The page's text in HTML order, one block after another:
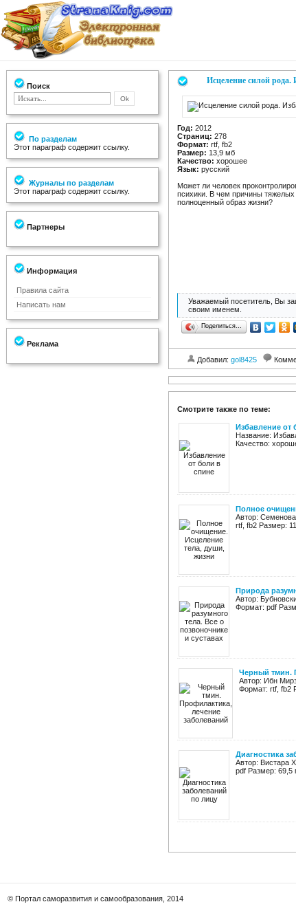
Поиск
По разделам
Этот параграф содержит ссылку.
Журналы по разделам
Этот параграф содержит ссылку.
Партнеры
Информация
Правила сайта
Написать нам
Реклама
Исцеление силой рода.
Год: 2012
Страниц: 278
Формат: rtf, fb2
Размер: 13,9 мб
Качество: хорошее
Язык: русский
Может ли человек
психики. В чем причины
полноценный образ жизни?
Уважаемый посетитель, Вы
своим именем.
Поделиться…
Добавил: gol8425
Смотрите также по теме:
Избавление от
Название:
Качество:
Полное
Автор:
rtf, fb2 Размер:
Природа
Автор:
Формат: pdf
Черный тмин.
Автор: Ибн
Формат: rtf, fb2
Диагностика
Автор: Вистара
pdf Размер: 69,5
© Портал саморазвития и самообразования, 2014